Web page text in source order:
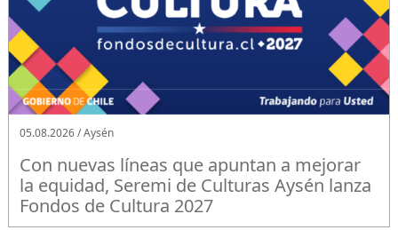
05.08.2026 / Aysén
Con nuevas líneas que apuntan a mejorar
la equidad, Seremi de Culturas Aysén lanza
Fondos de Cultura 2027